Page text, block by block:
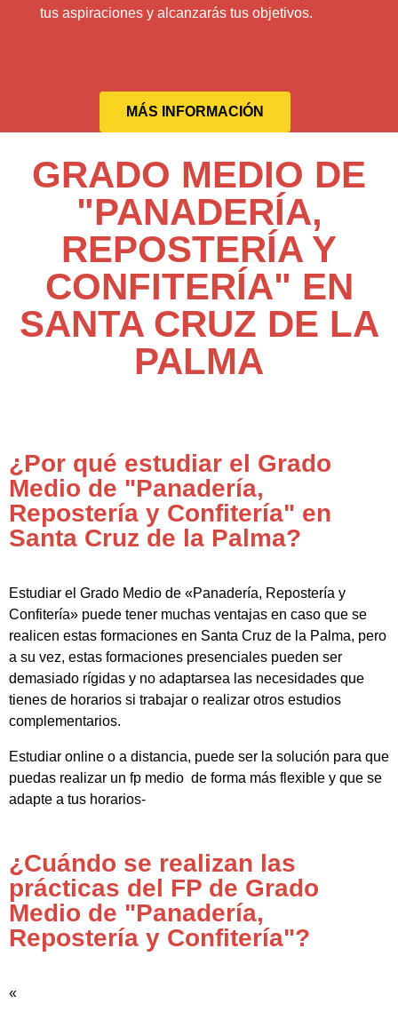
tus aspiraciones y alcanzarás tus objetivos.
MÁS INFORMACIÓN
GRADO MEDIO DE
"PANADERÍA,
REPOSTERÍA Y
CONFITERÍA" EN
SANTA CRUZ DE LA
PALMA
¿Por qué estudiar el Grado
Medio de "Panadería,
Repostería y Confitería" en
Santa Cruz de la Palma?
Estudiar el Grado Medio de «Panadería, Repostería y
Confitería» puede tener muchas ventajas en caso que se
realicen estas formaciones en Santa Cruz de la Palma, pero
a su vez, estas formaciones presenciales pueden ser
demasiado rígidas y no adaptarsea las necesidades que
tienes de horarios si trabajar o realizar otros estudios
complementarios.
Estudiar online o a distancia, puede ser la solución para que
puedas realizar un fp medio de forma más flexible y que se
adapte a tus horarios-
¿Cuándo se realizan las
prácticas del FP de Grado
Medio de "Panadería,
Repostería y Confitería"?
«